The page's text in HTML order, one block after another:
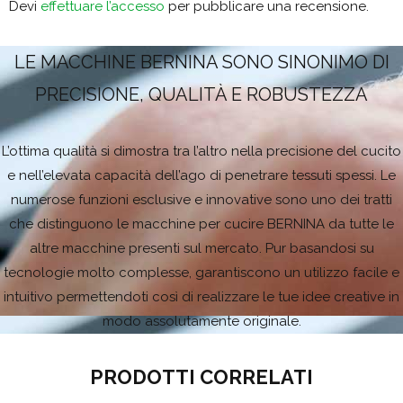
Devi effettuare l’accesso per pubblicare una recensione.
LE MACCHINE BERNINA SONO SINONIMO DI
PRECISIONE, QUALITÀ E ROBUSTEZZA
L’ottima qualità si dimostra tra l’altro nella precisione del cucito
e nell’elevata capacità dell’ago di penetrare tessuti spessi. Le
numerose funzioni esclusive e innovative sono uno dei tratti
che distinguono le macchine per cucire BERNINA da tutte le
altre macchine presenti sul mercato. Pur basandosi su
tecnologie molto complesse, garantiscono un utilizzo facile e
intuitivo permettendoti così di realizzare le tue idee creative in
modo assolutamente originale.
PRODOTTI CORRELATI